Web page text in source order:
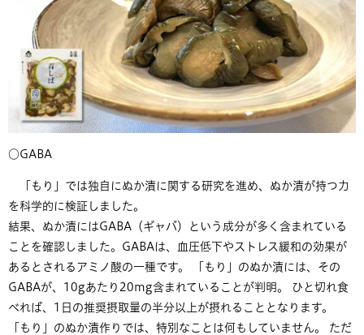
○​GABA
「もり」では独自にぬか漬に関する研究を進め、ぬか漬が持つ力
を科学的に検証しました。
結果、ぬか漬にはGABA（ギャバ）という成分が多く含まれている
ことを確認しました。GABAは、血圧低下やストレス緩和の効果が
あるとされるアミノ酸の一種です。 「もり」のぬか漬には、その
GABAが、10gあたり20mg含まれていることが判明。 ひと切れ食
べれば、1日の推奨摂取量の半分以上が摂れることとなります。
「もり」のぬか漬作りでは、特別なことは何もしていません。 ただ